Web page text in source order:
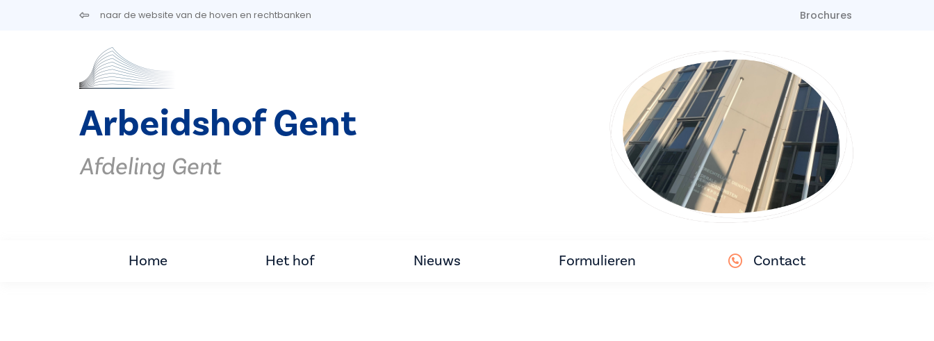
Overslaan en naar de inhoud gaannaar de website van de hoven en rechtbanken Brochures
Arbeidshof Gent
Afdeling Gent
Home Het hof Nieuws Formulieren Contact